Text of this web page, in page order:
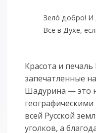
Зело́ добро! И
Всё в Духе,
Красота и
запечатленные
Шадурина — это
всей Русской
уголков, а